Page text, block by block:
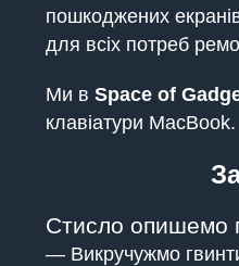
пошкоджених
для всіх потреб
Ми в Space of
клавіатури MacBook.
Стисло опишемо
— Викручужмо